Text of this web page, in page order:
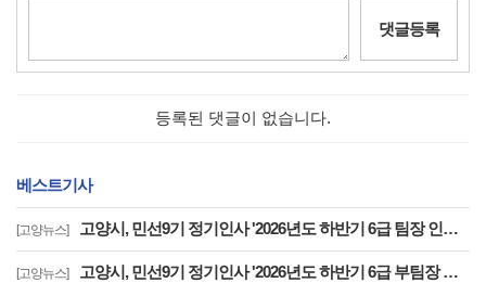
댓글등록
등록된 댓글이 없습니다.
베스트기사
[고양뉴스] 고양시, 민선9기 정기인사 '2026년도 하반기 6급 팀장 인사발령 사항'
[고양뉴스] 고양시, 민선9기 정기인사 '2026년도 하반기 6급 부팀장 이하 인사발령 사항'